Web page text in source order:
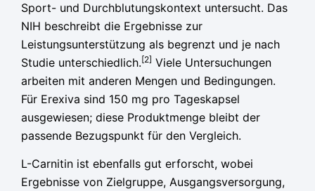
Sport- und Durchblutungskontext untersucht. Das
NIH beschreibt die Ergebnisse zur
Leistungsunterstützung als begrenzt und je nach
Studie unterschiedlich.[2] Viele Untersuchungen
arbeiten mit anderen Mengen und Bedingungen.
Für Erexiva sind 150 mg pro Tageskapsel
ausgewiesen; diese Produktmenge bleibt der
passende Bezugspunkt für den Vergleich.
L-Carnitin ist ebenfalls gut erforscht, wobei
Ergebnisse von Zielgruppe, Ausgangsversorgung,